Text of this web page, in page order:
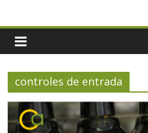
Cooperativas Agro-alimentarias de
activación del mecanismo de
controles de entrada